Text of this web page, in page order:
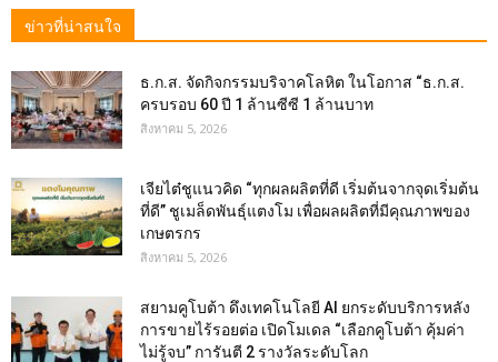
ข่าวที่น่าสนใจ
ธ.ก.ส. จัดกิจกรรมบริจาคโลหิต ในโอกาส “ธ.ก.ส.
ครบรอบ 60 ปี 1 ล้านซีซี 1 ล้านบาท
สิงหาคม 5, 2026
เจียไต๋ชูแนวคิด “ทุกผลผลิตที่ดี เริ่มต้นจากจุดเริ่มต้น
ที่ดี” ชูเมล็ดพันธุ์แตงโม เพื่อผลผลิตที่มีคุณภาพของ
เกษตรกร
สิงหาคม 5, 2026
สยามคูโบต้า ดึงเทคโนโลยี AI ยกระดับบริการหลัง
การขายไร้รอยต่อ เปิดโมเดล “เลือกคูโบต้า คุ้มค่า
ไม่รู้จบ” การันตี 2 รางวัลระดับโลก